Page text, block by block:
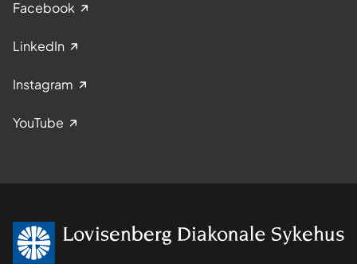
Facebook
LinkedIn
Instagram
YouTube